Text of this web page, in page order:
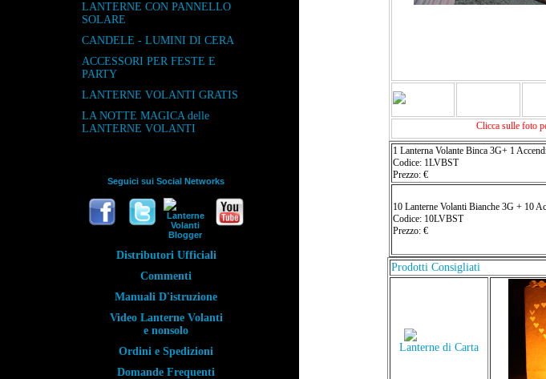
LANTERNE CON PANNELLO
SOLARE
CANDELE - LUMINI DI CERA
ACCESSORI PER FESTE E
PARTY
LANTERNE VOLANTI GRATIS
LA NOTTE MAGICA delle
LANTERNE VOLANTI
Seguici sui Social Networks
Distributori Ufficiali
Commenti
Manuali D'istruzione
Video Lanterne Volanti
e nonsolo
Ordini e Spedizioni
Domande Frequenti
Clicca sulle foto
1 Lanterna Volante Binca 3G+ 1
Codice: 1LVBST
Prezzo: €
10 Lanterne Volanti Bianche 3G + 10
Codice: 10LVBST
Prezzo: €
Prodotti Consigliati
Lanterne di Carta